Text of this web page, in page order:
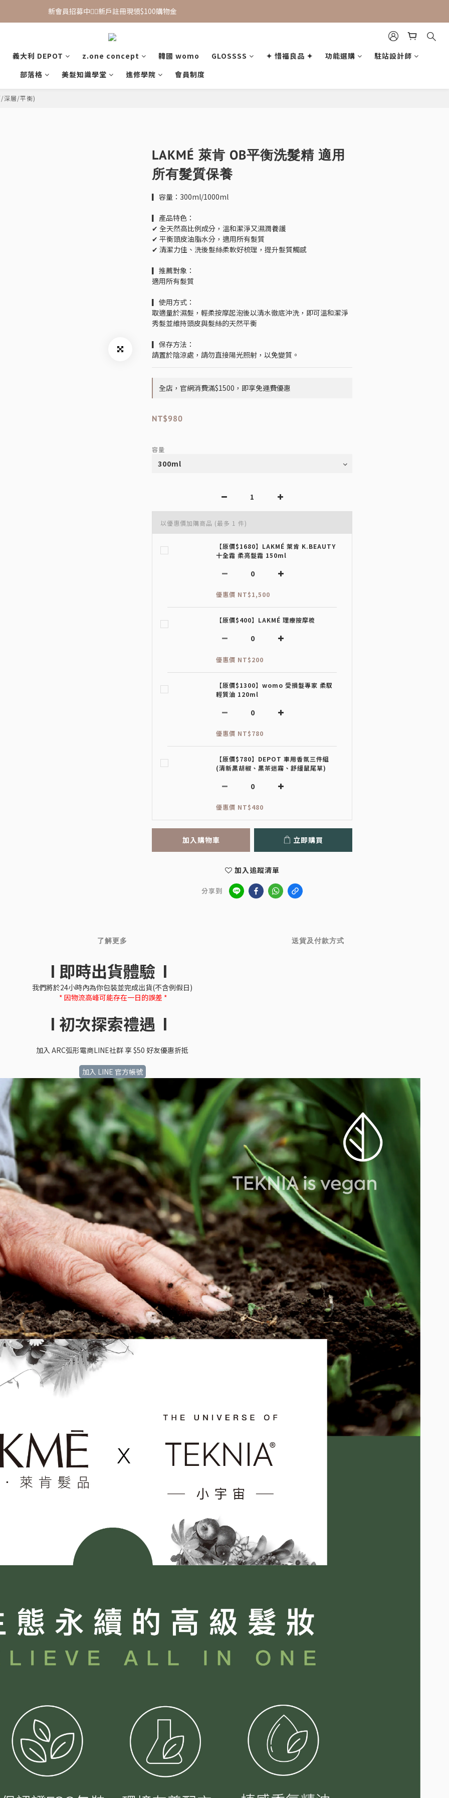
新會員招募中🙋‍♂️新戶註冊現領$100購物金
新會員招募中🙋‍♂️新戶註冊現領$100購物金
滿 $1,500 享免運優惠（宅配、超取皆適用）
新會員招募中🙋‍♂️新戶註冊現領$100購物金
義大利 DEPOT z.one concept 韓國 womo GLOSSSS ✦ 惜福良品 ✦ 功能選購
駐站設計師
部落格
美髮知識學堂 進修學院 會員制度
深層/平衡)
LAKMÉ 萊肯 OB平衡洗髮精 適用
所有髮質保養
▎容量：300ml/1000ml
▎產品特色：
✔ 全天然高比例成分，溫和潔淨又濕潤養護
✔ 平衡頭皮油脂水分，適用所有髮質
✔ 清潔力佳、洗後髮絲柔軟好梳理，提升髮質觸感
▎推薦對象：
適用所有髮質
▎使用方式：
取適量於濕髮，輕柔按摩起泡後以清水徹底沖洗，即可溫和潔淨
秀髮並維持頭皮與髮絲的天然平衡
▎保存方法：
請置於陰涼處，請勿直接陽光照射，以免變質。
全店，官網消費滿$1500，即享免運費優惠
NT$980
容量
以優惠價加購商品 (最多 1 件)
【原價$1680】LAKMÉ 萊肯 K.BEAUTY
十全霜 柔亮髮霜 150ml
優惠價 NT$1,500
【原價$400】LAKMÉ 理療按摩梳
優惠價 NT$200
【原價$1300】womo 受損髮專家 柔馭
輕質油 120ml
優惠價 NT$780
【原價$780】DEPOT 車用香氛三件組
(清新黑胡椒、黑茶迷霧、舒緩鼠尾草)
優惠價 NT$480
加入購物車 立即購買
加入追蹤清單
分享到
了解更多 送貨及付款方式
I 即時出貨體驗 I
我們將於24小時內為你包裝並完成出貨(不含例假日)
* 因物流高峰可能存在一日的誤差 *
I 初次探索禮遇 I
加入 ARC弧形電商LINE社群 享 $50 好友優惠折抵
加入 LINE 官方帳號